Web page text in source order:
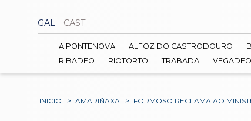
GAL CAST
A PONTENOVA ALFOZ DO CASTRODOURO
RIBADEO
RIOTORTO TRABADA VEGADEO
INICIO > AMARIÑAXA > FORMOSO RECLAMA AO